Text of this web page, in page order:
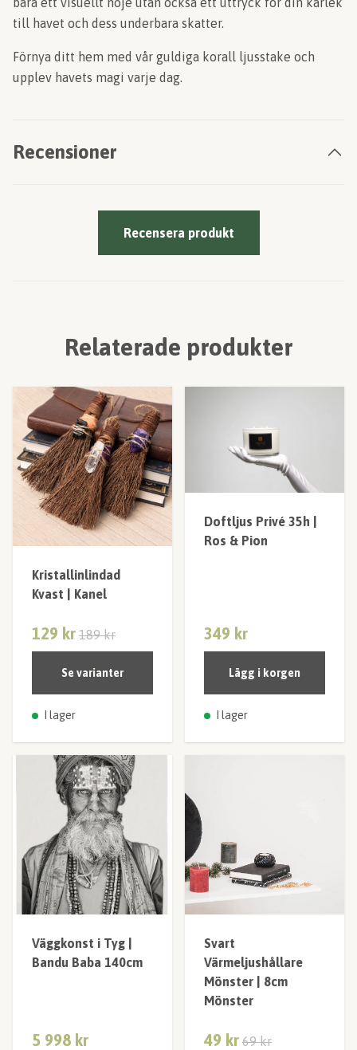
till havet och dess underbara skatter.
Förnya ditt hem med vår guldiga korall ljusstake och
upplev havets magi varje dag.
Recensioner
Recensera produkt
Relaterade produkter
Kristallinlindad
Kvast | Kanel
129 kr 189 kr
Se varianter
I lager
Doftljus Privé 35h |
Ros & Pion
349 kr
Lägg i korgen
I lager
Väggkonst i Tyg |
Bandu Baba 140cm
5 998 kr
Svart
Värmeljushållare
Mönster | 8cm
Mönster
49 kr 69 kr